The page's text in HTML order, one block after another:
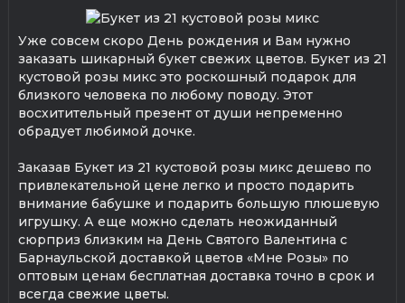
Уже совсем скоро День рождения и Вам нужно
заказать шикарный букет свежих цветов. Букет из 21
кустовой розы микс это роскошный подарок для
близкого человека по любому поводу. Этот
восхитительный презент от души непременно
обрадует любимой дочке.
Заказав Букет из 21 кустовой розы микс дешево по
привлекательной цене легко и просто подарить
внимание бабушке и подарить большую плюшевую
игрушку. А еще можно сделать неожиданный
сюрприз близким на День Святого Валентина с
Барнаульской доставкой цветов «Мне Розы» по
оптовым ценам бесплатная доставка точно в срок и
всегда свежие цветы.